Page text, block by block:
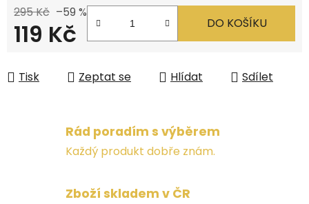
295 Kč –59 %
119 Kč DO KOŠÍKU
Tisk Zeptat se Hlídat Sdílet
Rád poradím s výběrem
Každý produkt dobře znám.
Zboží skladem v ČR